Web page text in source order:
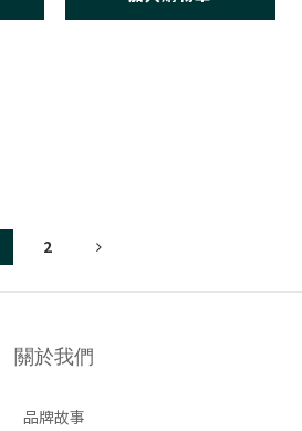
2
關於我們
品牌故事